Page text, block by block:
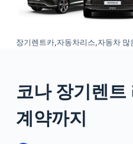
c
n
장기렌트카,자동차리스,자동차 많
코나 장기렌트
계약까지